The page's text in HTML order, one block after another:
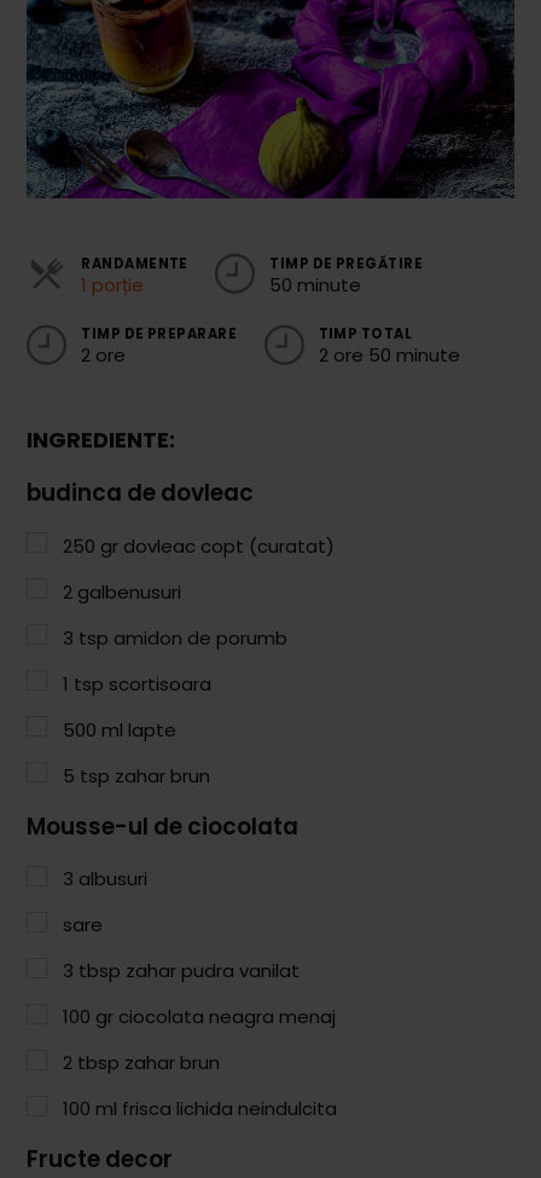
Cheesecake
Cozonaci
Deserturi Sănătoase
Plăcinte, Tarte și Rulade
Prăjituri
Conserve
Dulceață / Gem
Aluaturi Dulci
Rețete cu Carne
Sandwichuri și Wraps
Supe și Ciorbe
Rețete Video
iCooking
RANDAMENTE
1 porție
TIMP DE PREGĂTIRE
50 minute
TIMP DE PREPARARE
2 ore
TIMP TOTAL
2 ore 50 minute
INGREDIENTE:
budinca de dovleac
250 gr dovleac copt (curatat)
2 galbenusuri
3 tsp amidon de porumb
1 tsp scortisoara
500 ml lapte
5 tsp zahar brun
Mousse-ul de ciocolata
3 albusuri
sare
3 tbsp zahar pudra vanilat
100 gr ciocolata neagra menaj
2 tbsp zahar brun
100 ml frisca lichida neindulcita
Fructe decor